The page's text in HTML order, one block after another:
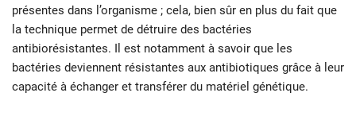
présentes dans l’organisme ; cela, bien sûr en plus du fait que
la technique permet de détruire des bactéries
antibiorésistantes. Il est notamment à savoir que les
bactéries deviennent résistantes aux antibiotiques grâce à leur
capacité à échanger et transférer du matériel génétique.